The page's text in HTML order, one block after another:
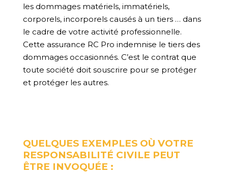
les dommages matériels, immatériels,
corporels, incorporels causés à un tiers … dans
le cadre de votre activité professionnelle.
Cette assurance RC Pro indemnise le tiers des
dommages occasionnés. C’est le contrat que
toute société doit souscrire pour se protéger
et protéger les autres.
QUELQUES EXEMPLES OÙ VOTRE
RESPONSABILITÉ CIVILE PEUT
ÊTRE INVOQUÉE :